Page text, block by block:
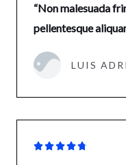
“Non malesuada
pellentesque
LUIS
